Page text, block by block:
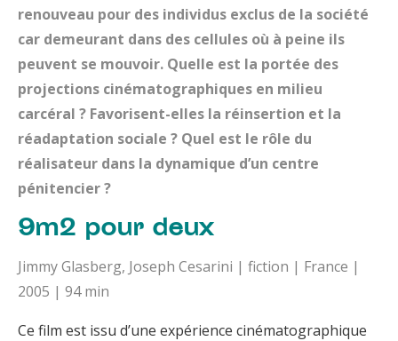
renouveau pour des individus exclus de la société
car demeurant dans des cellules où à peine ils
peuvent se mouvoir. Quelle est la portée des
projections cinématographiques en milieu
carcéral ? Favorisent-elles la réinsertion et la
réadaptation sociale ? Quel est le rôle du
réalisateur dans la dynamique d’un centre
pénitencier ?
9m2 pour deux
Jimmy Glasberg, Joseph Cesarini | fiction | France |
2005 | 94 min
Ce film est issu d’une expérience cinématographique